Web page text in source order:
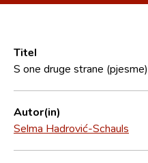
Häufige Fragen und
CNL
Forschungsgruppe
Kontakt
Titel
S one druge strane (pjesme)
Autor(in)
Selma Hadrović-Schauls